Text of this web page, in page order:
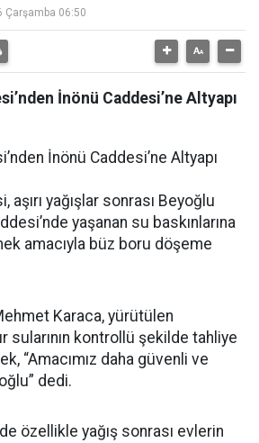
Çarşamba 06:50
İnönü Caddesi’ne Altyapı
İnönü Caddesi’ne Altyapı
yağışlar sonrası Beyoğlu
yaşanan su baskınlarına
amacıyla büz boru döşeme
Karaca, yürütülen
sularının kontrollü şekilde tahliye
“Amacımız daha güvenli ve
dedi.
özellikle yağış sonrası evlerin